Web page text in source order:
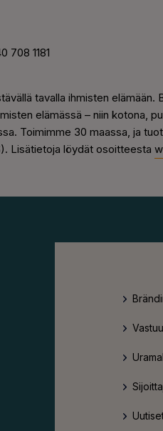
708 1181
tavalla ihmisten elämään.
elämässä – niin kotona,
Toimimme 30 maassa, ja
Lisätietoja löydät osoitteesta